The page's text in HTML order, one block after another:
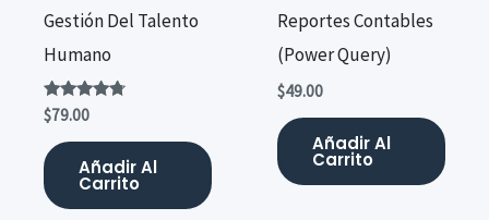
Gestión Del Talento
Humano
Valorado
con
4.58
de 5
$79.00
Añadir Al
Carrito
Reportes Contables
(Power Query)
$49.00
Añadir Al
Carrito